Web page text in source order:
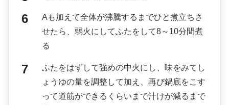
Aも加えて全体が沸騰するまでひと煮立ちさ
せたら、弱火にしてふたをして8～10分間煮
る
ふたをはずして強めの中火にし、味をみてし
ょうゆの量を調整して加え、再び鍋底をこす
って道筋ができるくらいまで汁けが減るまで